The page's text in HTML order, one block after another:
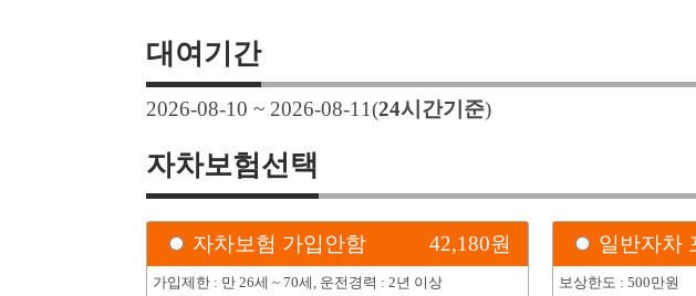
대여기간
2026-08-10 ~ 2026-08-11(24시간기준)
자차보험선택
자차보험 가입안함 42,180원
가입제한 : 만 26세 ~ 70세, 운전경력 : 2년 이상
일반자차
보상한도 : 500만원